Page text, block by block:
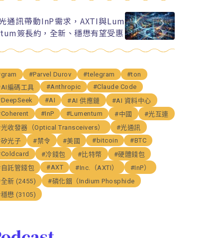
通訊帶動InP需求，AXTI與Lum
簽長約，全新、穩懋有望受惠
#Parvel Durov #telegram
#ton
編碼工具
#Anthropic
#Claude Code
#AI #AI 供應鏈
#AI 資料中心
#InP #Lumentum #中國
#光互連
收發器（Optical Transceivers）
#光通訊
光子
#禁令 #美國 #bitcoin
#BTC
#冷錢包 #比特幣
#硬體錢包
託管錢包
#AXT #Inc.（AXTI）
#InP）
新 (2455)
#磷化銦（Indium Phosphide
懋 (3105)